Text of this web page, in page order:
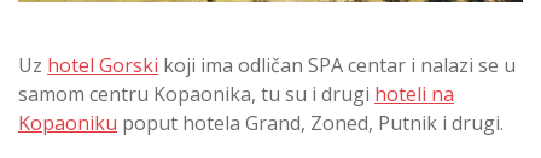
Uz hotel Gorski koji ima odličan SPA centar i nalazi se u
samom centru Kopaonika, tu su i drugi hoteli na
Kopaoniku poput hotela Grand, Zoned, Putnik i drugi.